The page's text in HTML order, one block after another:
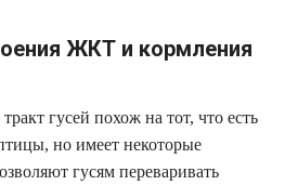
ЖКТ и кормления
гусей похож на тот, что есть
но имеет некоторые
гусям переваривать